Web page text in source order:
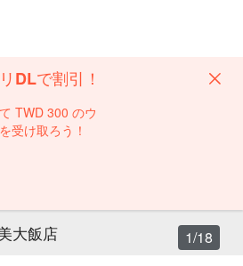
DLで割引！
TWD 300 のウ
受け取ろう！
大飯店 1/18